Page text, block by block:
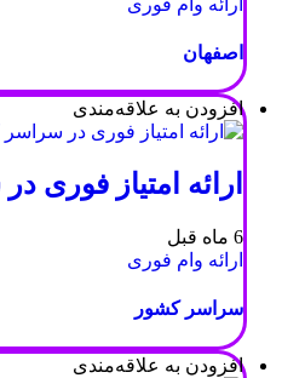
اصفهان
افزودن به علاقه‌مندی
ارائه امتیاز فوری
6 ماه قبل
ارائه وام فوری
سراسر کشور
افزودن به علاقه‌مندی